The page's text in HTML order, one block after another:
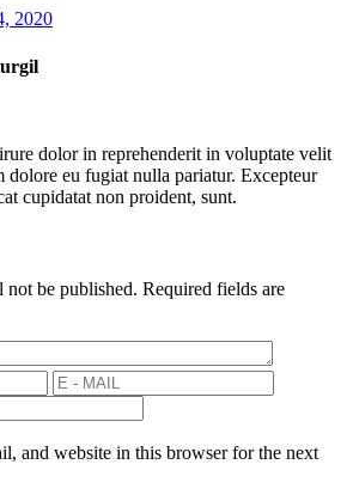
2020
dolor in reprehenderit in voluptate velit
dolore eu fugiat nulla pariatur. Excepteur
cupidatat non proident, sunt.
not be published. Required fields are
and website in this browser for the next